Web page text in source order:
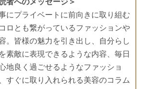
にプライベートに前向きに取り組む
ロとも繋がっているファッションや
。皆様の魅力を引き出し、自分らし
素敵に表現できるような内容、毎日
地良く過ごせるようなファッショ
すぐに取り入れられる美容のコラム